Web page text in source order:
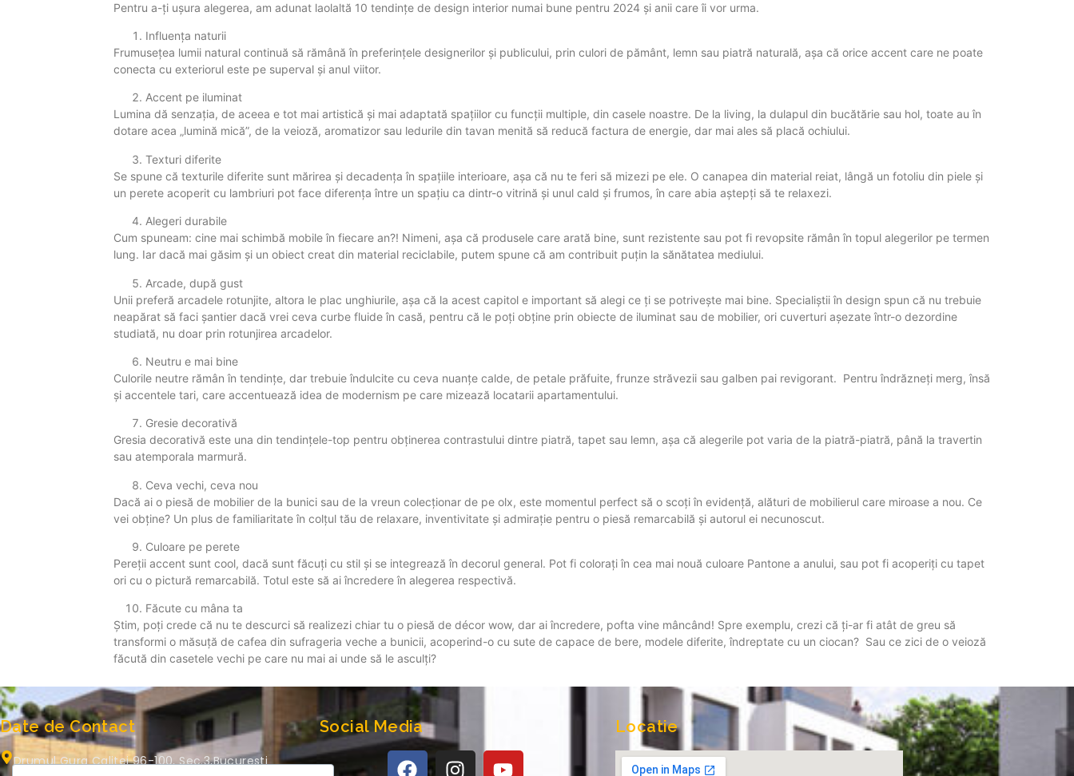
Pentru a-ți ușura alegerea, am adunat laolaltă 10 tendințe de design interior numai bune pentru 2024 și anii care îi vor urma.
Influența naturii
Frumusețea lumii natural continuă să rămână în preferințele designerilor și publicului, prin culori de pământ, lemn sau piatră naturală, așa că orice accent care ne poate
conecta cu exteriorul este pe superval și anul viitor.
Accent pe iluminat
Lumina dă senzația, de aceea e tot mai artistică și mai adaptată spațiilor cu funcții multiple, din casele noastre. De la living, la dulapul din bucătărie sau hol, toate au în
dotare acea „lumină mică”, de la veioză, aromatizor sau ledurile din tavan menită să reducă factura de energie, dar mai ales să placă ochiului.
Texturi diferite
Se spune că texturile diferite sunt mărirea și decadența în spațiile interioare, așa că nu te feri să mizezi pe ele. O canapea din material reiat, lângă un fotoliu din piele și
un perete acoperit cu lambriuri pot face diferența între un spațiu ca dintr-o vitrină și unul cald și frumos, în care abia aștepți să te relaxezi.
Alegeri durabile
Cum spuneam: cine mai schimbă mobile în fiecare an?! Nimeni, așa că produsele care arată bine, sunt rezistente sau pot fi revopsite rămân în topul alegerilor pe termen
lung. Iar dacă mai găsim și un obiect creat din material reciclabile, putem spune că am contribuit puțin la sănătatea mediului.
Arcade, după gust
Unii preferă arcadele rotunjite, altora le plac unghiurile, așa că la acest capitol e important să alegi ce ți se potrivește mai bine. Specialiștii în design spun că nu trebuie
neapărat să faci șantier dacă vrei ceva curbe fluide în casă, pentru că le poți obține prin obiecte de iluminat sau de mobilier, ori cuverturi așezate într-o dezordine
studiată, nu doar prin rotunjirea arcadelor.
Neutru e mai bine
Culorile neutre rămân în tendințe, dar trebuie îndulcite cu ceva nuanțe calde, de petale prăfuite, frunze străvezii sau galben pai revigorant. Pentru îndrăzneți merg, însă
și accentele tari, care accentuează idea de modernism pe care mizează locatarii apartamentului.
Gresie decorativă
Gresia decorativă este una din tendințele-top pentru obținerea contrastului dintre piatră, tapet sau lemn, așa că alegerile pot varia de la piatră-piatră, până la travertin
sau atemporala marmură.
Ceva vechi, ceva nou
Dacă ai o piesă de mobilier de la bunici sau de la vreun colecționar de pe olx, este momentul perfect să o scoți în evidență, alături de mobilierul care miroase a nou. Ce
vei obține? Un plus de familiaritate în colțul tău de relaxare, inventivitate și admirație pentru o piesă remarcabilă și autorul ei necunoscut.
Culoare pe perete
Pereții accent sunt cool, dacă sunt făcuți cu stil și se integrează în decorul general. Pot fi colorați în cea mai nouă culoare Pantone a anului, sau pot fi acoperiți cu tapet
ori cu o pictură remarcabilă. Totul este să ai încredere în alegerea respectivă.
Făcute cu mâna ta
Știm, poți crede că nu te descurci să realizezi chiar tu o piesă de décor wow, dar ai încredere, pofta vine mâncând! Spre exemplu, crezi că ți-ar fi atât de greu să
transformi o măsuță de cafea din sufrageria veche a bunicii, acoperind-o cu sute de capace de bere, modele diferite, îndreptate cu un ciocan? Sau ce zici de o veioză
făcută din casetele vechi pe care nu mai ai unde să le asculți?
Date de Contact
Drumul Gura Calitei 96-100, Sec.3,Bucuresti
Social Media Locatie